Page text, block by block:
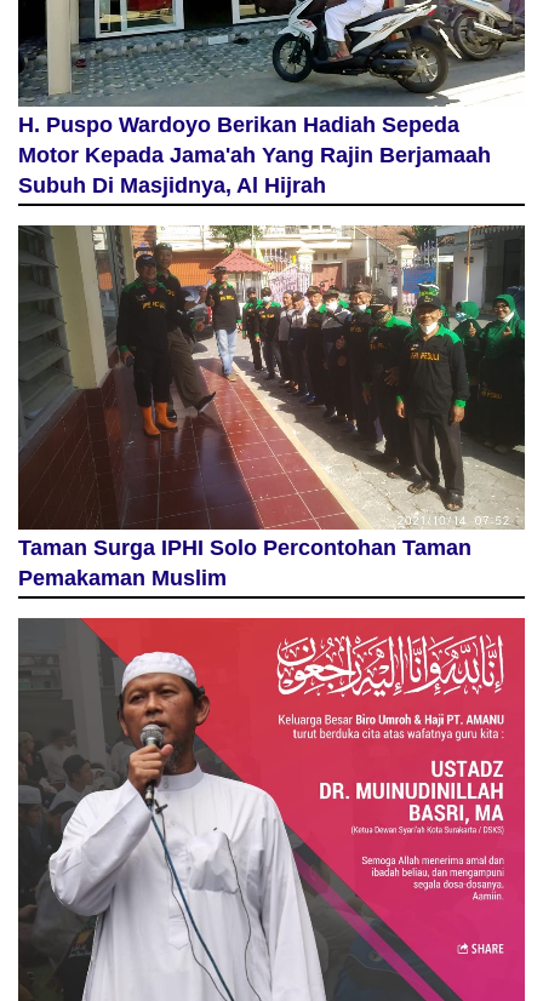
H. Puspo Wardoyo Berikan Hadiah Sepeda
Motor Kepada Jama'ah Yang Rajin Berjamaah
Subuh Di Masjidnya, Al Hijrah
Taman Surga IPHI Solo Percontohan Taman
Pemakaman Muslim